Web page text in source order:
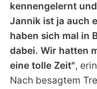
kennengelernt
Jannik ist ja auch
haben sich mal in
dabei. Wir hatten
eine tolle Zeit",
Nach besagtem